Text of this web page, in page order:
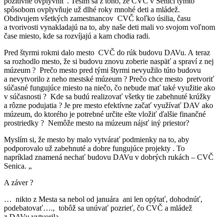
spôsobom ovplyvňuje už dlhé roky mnohé deti a mládež.
Obdivujem všetkých zamestnancov CVČ koľko úsilia, času
a tvorivosti vynakladajú na to, aby naše deti mali vo svojom voľnom
čase miesto, kde sa rozvíjajú a kam chodia radi.
Pred štyrmi rokmi dalo mesto CVČ do rúk budovu DAVu. A teraz
sa rozhodlo mesto, že si budovu znovu zoberie naspäť a spraví z nej
múzeum ? Prečo mesto pred tými štyrmi nevyužilo túto budovu
a nevytvorilo z neho mestské múzeum ? Prečo chce mesto pretvoriť
súčasné fungujúce miesto na niečo, čo nebude mať také využitie ako
v súčasnosti ? Kde sa budú realizovať všetky tie zabehnuté krúžky
a rôzne podujatia ? Je pre mesto efektívne začať využívať DAV ako
múzeum, do ktorého je potrebné určite ešte vložiť ďalšie finančné
prostriedky ? Nemôže mesto na múzeum nájsť iný priestor?
Myslím si, že mesto by malo vytvárať podmienky na to, aby
podporovalo už zabehnuté a dobre fungujúce projekty . To
napríklad znamená nechať budovu DAVu v dobrých rukách – CVČ
Senica. „
A záver ?
… nikto z Mesta sa nebol od januára ani len opýtať, dohodnúť,
podebatovať…., tobôž sa unúvať pozrieť, čo CVČ a mládež